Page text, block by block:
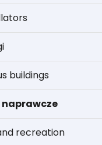
buildings
naprawcze
recreation